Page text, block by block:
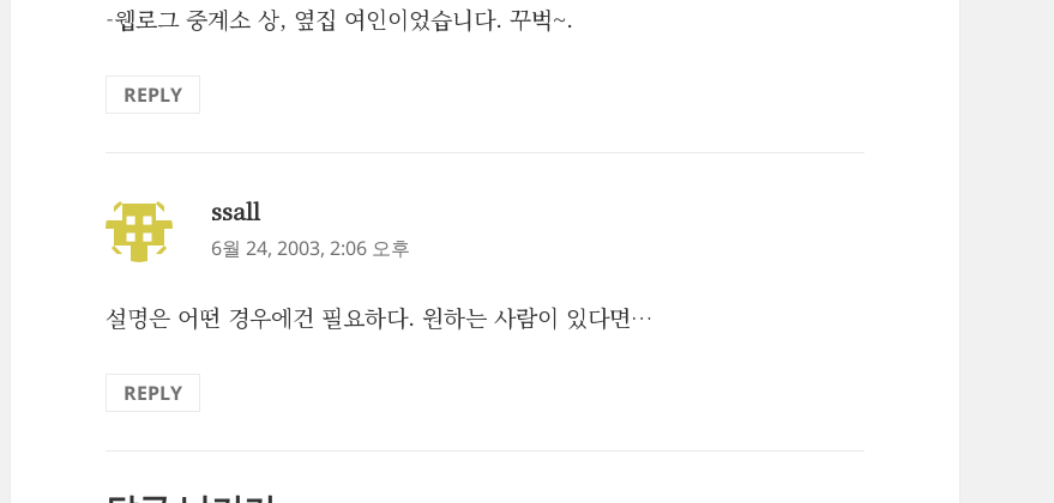
-웹로그 중계소 상, 옆집 여인이었습니다. 꾸벅~.
REPLY
ssall
글:
6월 24, 2003, 2:06 오후
설명은 어떤 경우에건 필요하다. 원하는 사람이 있다면…
REPLY